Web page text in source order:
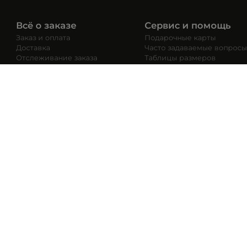
Всё о заказе
Заказ и оплата
Доставка
Отслеживание заказа
Сервис и помощь
Подарочные карты
Часто задаваемые вопросы
Таблицы размеров